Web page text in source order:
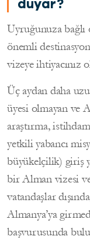
duyar?
Uyruğunuza
önemli
vizeye ihtiyacınız
Üç aydan daha
üyesi olmayan ve
araştırma,
yetkili yabancı
büyükelçilik) giriş
bir Alman vizesi
vatandaşlar
Almanya’ya
başvurusunda